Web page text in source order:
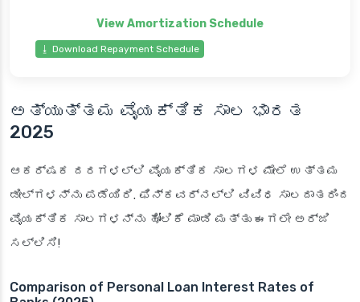
⭳ Download Repayment Schedule
ಅತ್ಯುತ್ತಮ ವೈಯಕ್ತಿಕ ಸಾಲ ಭಾರತ
2025
ಆಕರ್ಷಕ ದರಗಳಲ್ಲಿ ವೈಯಕ್ತಿಕ ಸಾಲಗಳ ಮೇಲೆ ಉತ್ತಮ
ಡೀಲ್‌ಗಳನ್ನು ಪಡೆಯಿರಿ. ಫಿನ್‌ಕವರ್‌ನಲ್ಲಿ ವಿವಿಧ ಸಾಲದಾತರಿಂದ
ವೈಯಕ್ತಿಕ ಸಾಲಗಳನ್ನು ಹೋಲಿಕೆ ಮಾಡಿ ಮತ್ತು ಈಗಲೇ ಅರ್ಜಿ
ಸಲ್ಲಿಸಿ!
Comparison of Personal Loan Interest Rates of